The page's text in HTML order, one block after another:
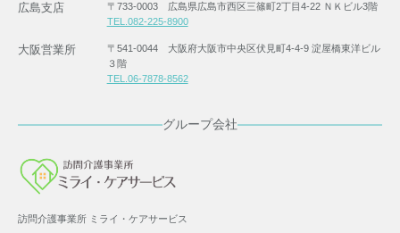
広島支店
〒733-0003 広島県広島市西区三篠町2丁目4-22 ＮＫビル3階
TEL.082-225-8900
大阪営業所
〒541-0044 大阪府大阪市中央区伏見町4-4-9 淀屋橋東洋ビル
３階
TEL.06-7878-8562
グループ会社
訪問介護事業所 ミライ・ケアサービス